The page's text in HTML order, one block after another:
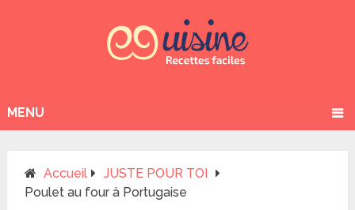
MENU
Accueil
JUSTE POUR TOI
Poulet au four à Portugaise